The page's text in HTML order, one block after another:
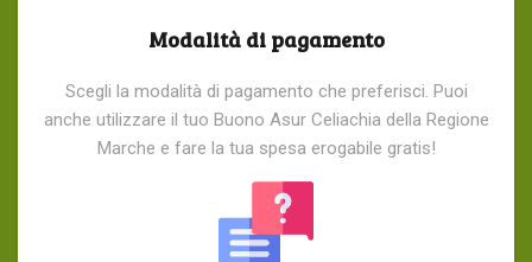
Modalità di pagamento
Scegli la modalità di pagamento che preferisci. Puoi
anche utilizzare il tuo Buono Asur Celiachia della Regione
Marche e fare la tua spesa erogabile gratis!